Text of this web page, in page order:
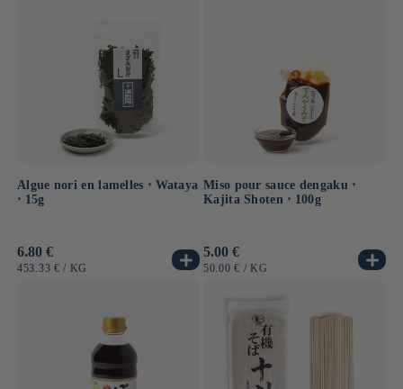
Algue nori en lamelles ⋅ Wataya
⋅ 15g
Prix
habituel
6.80 €
PRIX
453.33 € / PAR
KG
Miso pour sauce dengaku ⋅
Kajita Shoten ⋅ 100g
Prix
habituel
5.00 €
PRIX
50.00 € / PAR
KG